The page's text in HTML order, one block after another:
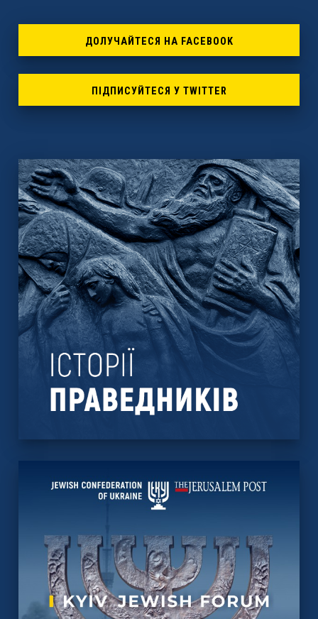
ДОЛУЧАЙТЕСЯ НА FACEBOOK
ПІДПИСУЙТЕСЯ У TWITTER